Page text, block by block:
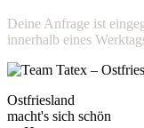
Deine Anfrage ist
innerhalb eines
Ostfriesland
macht's sich schön